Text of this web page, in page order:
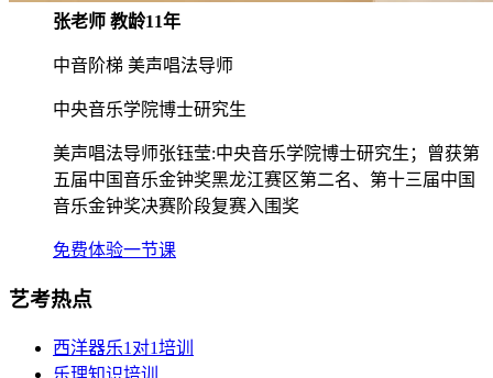
张老师 教龄11年
中音阶梯 美声唱法导师
中央音乐学院博士研究生
美声唱法导师张钰莹:中央音乐学院博士研究生；曾获第
五届中国音乐金钟奖黑龙江赛区第二名、第十三届中国
音乐金钟奖决赛阶段复赛入围奖
免费体验一节课
艺考热点
西洋器乐1对1培训
乐理知识培训